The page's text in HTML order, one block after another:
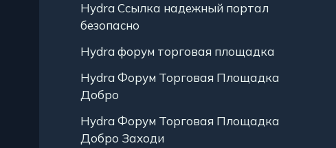
Hydra Ссылка надежный портал
безопасно
Hydra форум торговая площадка
Hydra Форум Торговая Площадка
Добро
Hydra Форум Торговая Площадка
Добро Заходи